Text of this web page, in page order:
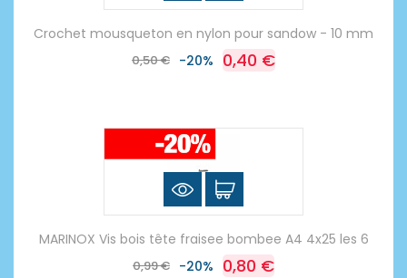
Crochet mousqueton en nylon pour sandow - 10 mm
0,50 € -20% 0,40 €
MARINOX Vis bois tête fraisee bombee A4 4x25 les 6
0,99 € -20% 0,80 €